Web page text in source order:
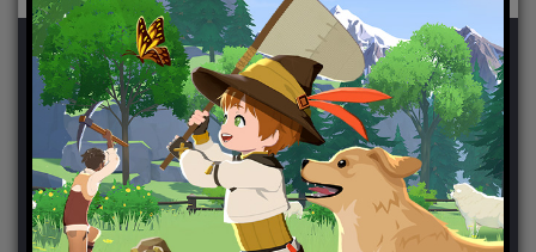
新聞分類
ChinaJoy 2018
Chinajoy2025
Cosplay 專區